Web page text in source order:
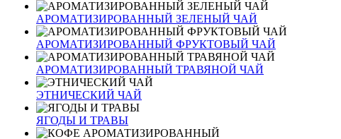
АРОМАТИЗИРОВАННЫЙ ЗЕЛЕНЫЙ ЧАЙ
АРОМАТИЗИРОВАННЫЙ ФРУКТОВЫЙ ЧАЙ
АРОМАТИЗИРОВАННЫЙ ТРАВЯНОЙ ЧАЙ
ЭТНИЧЕСКИЙ ЧАЙ
ЯГОДЫ И ТРАВЫ